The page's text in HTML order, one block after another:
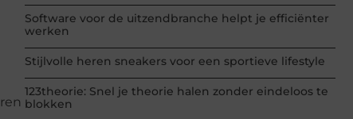
Software voor de uitzendbranche helpt je efficiënter
werken
Stijlvolle heren sneakers voor een sportieve lifestyle
123theorie: Snel je theorie halen zonder eindeloos te
blokken